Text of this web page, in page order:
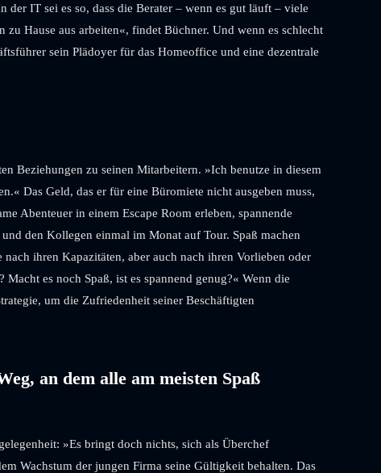
IT sei es so, dass die Berater – wenn es gut läuft – viele
Hause aus arbeiten«, findet Büchner. Und wenn es schlecht
sein Plädoyer für das Home­office und eine dezentrale
Beziehungen zu seinen Mitarbeitern. »Ich benutze in diesem
Das Geld, das er für eine Büromiete nicht ausgeben muss,
Abenteuer in einem Escape Room erleben, spannende
den Kollegen einmal im Monat auf Tour. Spaß machen
ihren Kapazitäten, aber auch nach ihren Vorlieben oder
es noch Spaß, ist es spannend genug?« Wenn die
um die Zufriedenheit seiner Beschäftigten
an dem alle am meisten Spaß
»Es bringt doch nichts, sich als Überchef
Wachstum der jungen Firma seine Gültigkeit behalten. Das